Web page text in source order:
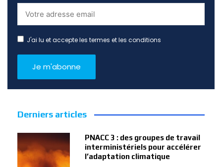
J'ai lu et accepte les termes et les conditions
Derniers articles
PNACC 3 : des groupes de travail
interministériels pour accélérer
l’adaptation climatique